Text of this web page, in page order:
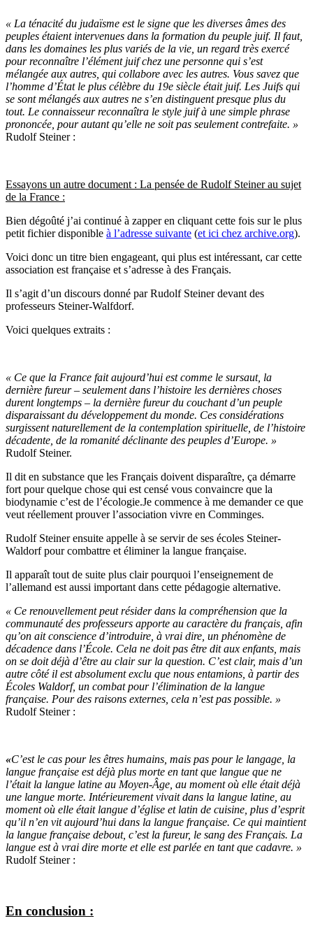
« La ténacité du judaïsme est le signe que les diverses âmes des
peuples étaient intervenues dans la formation du peuple juif. Il faut,
dans les domaines les plus variés de la vie, un regard très exercé
pour reconnaître l’élément juif chez une personne qui s’est
mélangée aux autres, qui collabore avec les autres. Vous savez que
l’homme d’État le plus célèbre du 19e siècle était juif. Les Juifs qui
se sont mélangés aux autres ne s’en distinguent presque plus du
tout. Le connaisseur reconnaîtra le style juif à une simple phrase
prononcée, pour autant qu’elle ne soit pas seulement contrefaite. »
Rudolf Steiner :
Essayons un autre document : La pensée de Rudolf Steiner au sujet
de la France :
Bien dégoûté j’ai continué à zapper en cliquant cette fois sur le plus
petit fichier disponible à l’adresse suivante (et ici chez archive.org).
Voici donc un titre bien engageant, qui plus est intéressant, car cette
association est française et s’adresse à des Français.
Il s’agit d’un discours donné par Rudolf Steiner devant des
professeurs Steiner-Walfdorf.
Voici quelques extraits :
« Ce que la France fait aujourd’hui est comme le sursaut, la
dernière fureur – seulement dans l’histoire les dernières choses
durent longtemps – la dernière fureur du couchant d’un peuple
disparaissant du développement du monde. Ces considérations
surgissent naturellement de la contemplation spirituelle, de l’histoire
décadente, de la romanité déclinante des peuples d’Europe. »
Rudolf Steiner.
Il dit en substance que les Français doivent disparaître, ça démarre
fort pour quelque chose qui est censé vous convaincre que la
biodynamie c’est de l’écologie.Je commence à me demander ce que
veut réellement prouver l’association vivre en Comminges.
Rudolf Steiner ensuite appelle à se servir de ses écoles Steiner-
Waldorf pour combattre et éliminer la langue française.
Il apparaît tout de suite plus clair pourquoi l’enseignement de
l’allemand est aussi important dans cette pédagogie alternative.
« Ce renouvellement peut résider dans la compréhension que la
communauté des professeurs apporte au caractère du français, afin
qu’on ait conscience d’introduire, à vrai dire, un phénomène de
décadence dans l’École. Cela ne doit pas être dit aux enfants, mais
on se doit déjà d’être au clair sur la question. C’est clair, mais d’un
autre côté il est absolument exclu que nous entamions, à partir des
Écoles Waldorf, un combat pour l’élimination de la langue
française. Pour des raisons externes, cela n’est pas possible. »
Rudolf Steiner :
«C’est le cas pour les êtres humains, mais pas pour le langage, la
langue française est déjà plus morte en tant que langue que ne
l’était la langue latine au Moyen-Âge, au moment où elle était déjà
une langue morte. Intérieurement vivait dans la langue latine, au
moment où elle était langue d’église et latin de cuisine, plus d’esprit
qu’il n’en vit aujourd’hui dans la langue française. Ce qui maintient
la langue française debout, c’est la fureur, le sang des Français. La
langue est à vrai dire morte et elle est parlée en tant que cadavre. »
Rudolf Steiner :
En conclusion :